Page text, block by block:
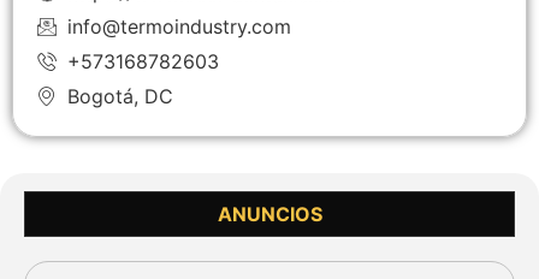
info@termoindustry.com
+573168782603
Bogotá, DC
ANUNCIOS